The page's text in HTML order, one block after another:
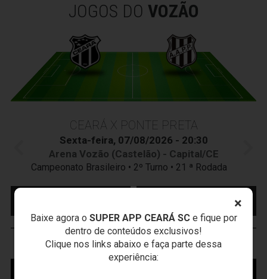
×
Baixe agora o SUPER APP CEARÁ SCe fique por
dentro de conteúdos exclusivos!
Clique nos links abaixo e faça parte dessa
experiência:
JOGOS DO VOZÃO
CEARÁ X PONTE PRETA
Sexta-feira, 07/08/2026 - 20:30
Arena Vozão (Castelão) - Capital/CE
Campeonato Brasileiro • 2º Turno • 21 ª Rodada
VOZÃO TV